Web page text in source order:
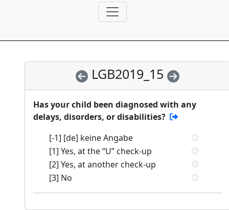
LGB2019_15
Has your child been diagnosed with any
delays, disorders, or disabilities?
[-1] [de] keine Angabe
[1] Yes, at the “U” check-up
[2] Yes, at another check-up
[3] No